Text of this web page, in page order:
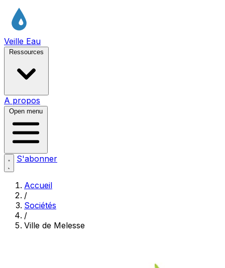
Veille Eau
Ressources
A propos
Open menu
S'abonner
Accueil
/
Sociétés
/
Ville de Melesse